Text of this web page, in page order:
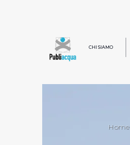
CHI SIAMO
Home